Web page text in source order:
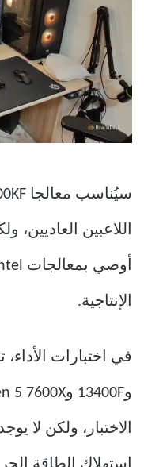
اللاعبين
الإنتاجية.
الاختبار، ولكن لا